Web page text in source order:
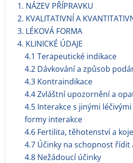
1. NÁZEV PŘÍPRAVKU
2. KVALITATIVNÍ A
3. LÉKOVÁ FORMA
4. KLINICKÉ ÚDAJE
4.1 Terapeutické indikace
4.2 Dávkování a způsob
4.3 Kontraindikace
4.4 Zvláštní upozornění a
4.5 Interakce s jinými
formy interakce
4.6 Fertilita, těhotenství a
4.7 Účinky na schopnost
4.8 Nežádoucí účinky